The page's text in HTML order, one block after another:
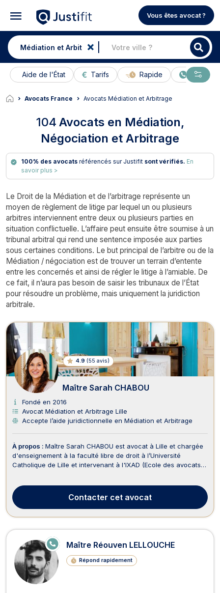
Vous êtes avocat ?
Aide de l'État Tarifs Rapide En ligne
Avocats France Avocats Médiation et Arbitrage
104 Avocats en Médiation,
Négociation et Arbitrage
100% des avocatsréférencés sur Justifit sont vérifiés. En
savoir plus >
Le Droit de la Médiation et de l’arbitrage représente un
moyen de règlement de litige par lequel un ou plusieurs
arbitres interviennent entre deux ou plusieurs parties en
situation conflictuelle. L’affaire peut ensuite être soumise à un
tribunal arbitral qui rend une sentence imposée aux parties
sous certaines conditions. Le but principal de l’arbitre ou de la
Médiation / négociation est de trouver un terrain d’entente
entre les concernés et ainsi de régler le litige à l’amiable. De
ce fait, il n’aura pas besoin de saisir les tribunaux de l’État
pour résoudre un problème, mais uniquement la juridiction
arbitrale.
Avocats en Médiation et Arbitrage
4.9 (55 avis)
Maître Sarah CHABOU
Fondé en 2016
Avocat Médiation et Arbitrage Lille
Accepte l’aide juridictionnelle en Médiation et Arbitrage
À propos : Maître Sarah CHABOU est avocat à Lille et chargée
d'enseignement à la faculté libre de droit à l’Université
Catholique de Lille et intervenant à l'IXAD (Ecole des avocats
CHABOU vous accompagne en...
Contacter cet avocat
Maître Réouven LELLOUCHE
Répond rapidement
E
N
LI
E